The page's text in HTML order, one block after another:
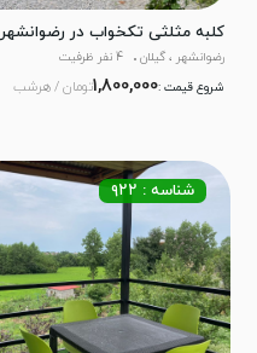
کلبه مثلثی تکخواب در رضوانشهر
رضوانشهر ، گیلان
4 نفر ظرفیت
شروع قیمت :1,800,000تومان / هرشب
شناسه : ۹۲۲